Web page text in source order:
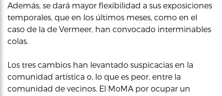
Además, se dará mayor flexibilidad a sus exposiciones
temporales, que en los últimos meses, como en el
caso de la de Vermeer, han convocado interminables
colas.
Los tres cambios han levantado suspicacias en la
comunidad artística o, lo que es peor, entre la
comunidad de vecinos. El MoMA por ocupar un